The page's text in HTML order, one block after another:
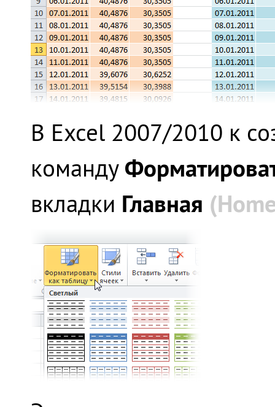
В Excel 2007/2010 к
команду
вкладки Главная (